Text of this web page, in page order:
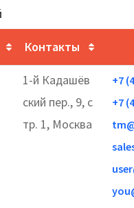
Контакты
1-й Кадашёв
ский пер., 9, с
тр. 1, Москва
+7
+7